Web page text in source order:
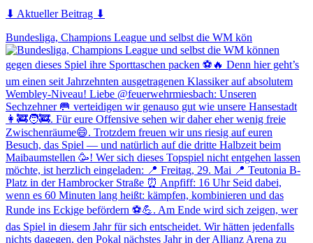
⬇ Aktueller Beitrag ⬇
Bundesliga, Champions League und selbst die WM kön